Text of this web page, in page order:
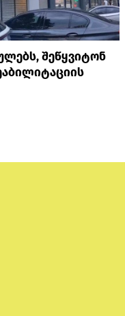
შეწყვიტონ